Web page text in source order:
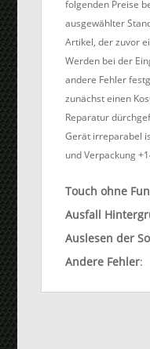
folgenden Preise
ausgewählter
Artikel, der zuvor
Werden bei der
andere Fehler
zunächst einen
Reparatur
Gerät irreparabel
und Verpackung
Touch ohne
Ausfall
Auslesen der
Andere Fehler: